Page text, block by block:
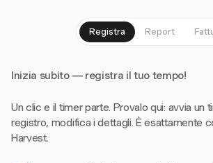
Registra Report
Inizia subito — registra il tuo tempo!
Un clic e il timer parte. Provalo qui: avvia un
registro, modifica i dettagli. È esattamente
Harvest.